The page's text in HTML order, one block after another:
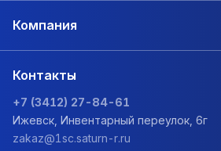
Компания
Контакты
+7 (3412) 27-84-61
Ижевск, Инвентарный переулок, 6г
zakaz@1sc.saturn-r.ru